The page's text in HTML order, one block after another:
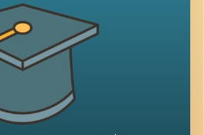
כדי לדבר על הנושא הזה, בפרק
ד"ר הדס אראל ראש תחום רובוטים
לחדשנות במדיה, כאן
זה בכלל רובוט, שאלה שלא כל כך
המעורבות של רובוטים בחיינו ועל